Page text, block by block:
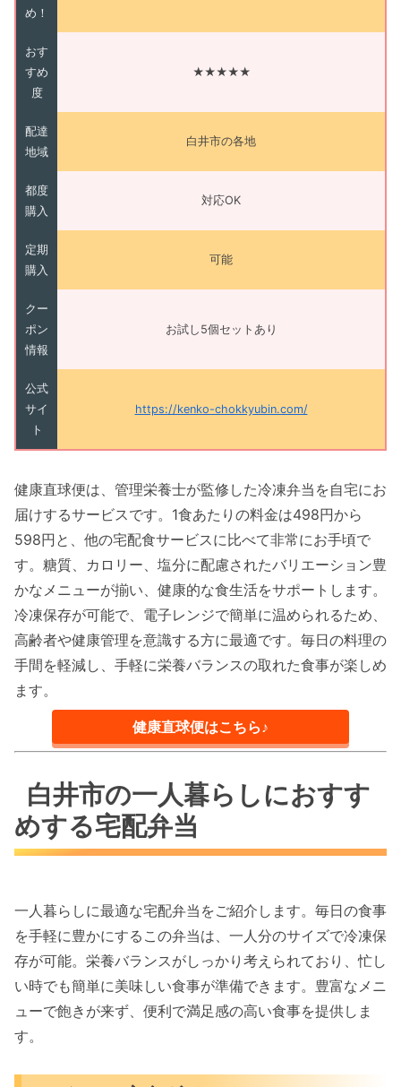
め！
おす
すめ
度
★★★★★
配達
地域
白井市の各地
都度
購入
対応OK
定期
購入
可能
クー
ポン
情報
お試し5個セットあり
公式
サイ
ト
https://kenko-chokkyubin.com/
健康直球便は、管理栄養士が監修した冷凍弁当を自宅にお
届けするサービスです。1食あたりの料金は498円から
598円と、他の宅配食サービスに比べて非常にお手頃で
す。糖質、カロリー、塩分に配慮されたバリエーション豊
かなメニューが揃い、健康的な食生活をサポートします。
冷凍保存が可能で、電子レンジで簡単に温められるため、
高齢者や健康管理を意識する方に最適です。毎日の料理の
手間を軽減し、手軽に栄養バランスの取れた食事が楽しめ
ます。
健康直球便はこちら♪
白井市の一人暮らしにおすす
めする宅配弁当
一人暮らしに最適な宅配弁当をご紹介します。毎日の食事
を手軽に豊かにするこの弁当は、一人分のサイズで冷凍保
存が可能。栄養バランスがしっかり考えられており、忙し
い時でも簡単に美味しい食事が準備できます。豊富なメニ
ューで飽きが来ず、便利で満足感の高い食事を提供しま
す。